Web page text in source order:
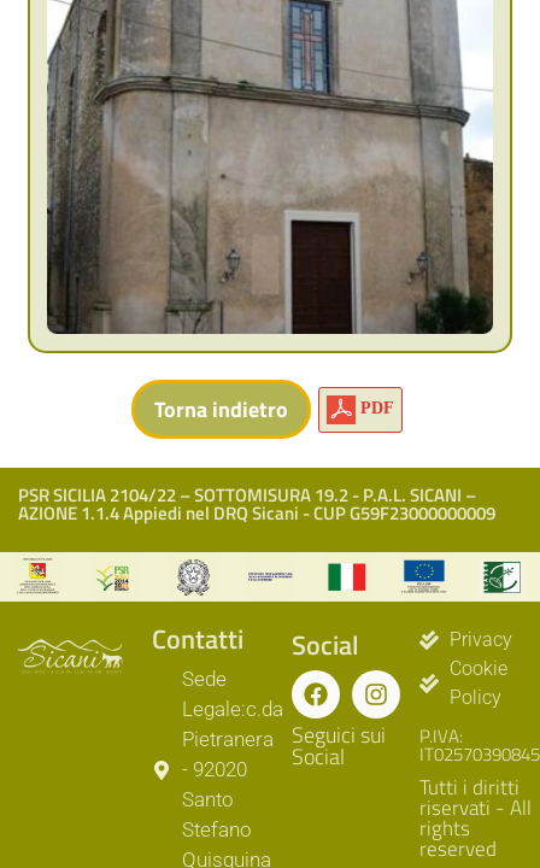
PDF
PSR SICILIA 2104/22 – SOTTOMISURA 19.2 - P.A.L. SICANI –
AZIONE 1.1.4 Appiedi nel DRQ Sicani - CUP G59F23000000009
Contatti
Sede
Legale:c.da
Pietranera
- 92020
Santo
Stefano
Quisquina
Social
Seguici sui
Social
Privacy
Cookie
Policy
P.IVA:
IT02570390845
Tutti i diritti
riservati - All
rights
reserved